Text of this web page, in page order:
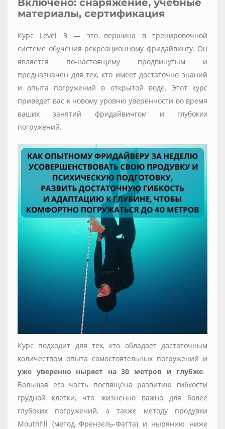
Включено: снаряжение, учебные
материалы, сертификация
Курс Level 3 — это вершина в тренировочной
системе обучения рекреационному фридайвингу. Он
является по-настоящему продвинутым и
предназначен для тех, кто имеет достаточно знаний
и опыта погружений в открытой воде. Этот курс
приведет вас к новому уровню уверенности во время
ваших занятий фридайвингом и глубоких
погружений.
Курс подходит для тех, кто обладает достаточным
количеством опыта самостоятельных погружений и
уже уверенно ныряет на 30 метров и глубже.
Большая его часть посвящена развитию гибкости
грудной клетки, что жизненно важно для более
глубоких погружений, а также методу продувки
Mouthfill (метод Френзель-Фатта) и нырянию ниже